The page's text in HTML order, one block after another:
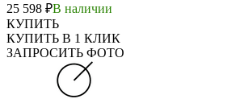
25 598 ₽В наличии
КУПИТЬ
КУПИТЬ В 1 КЛИК
ЗАПРОСИТЬ ФОТО